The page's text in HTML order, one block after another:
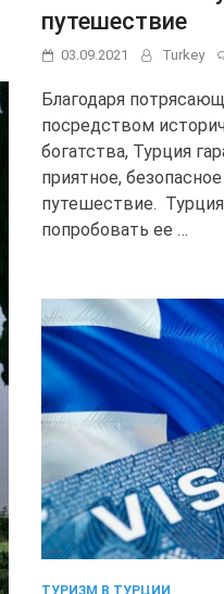
путешествие
03.09.2021 Turkey
Благодаря
посредством
богатства, Турция
приятное,
путешествие.
попробовать ее …
ТУРИЗМ В ТУРЦИИ